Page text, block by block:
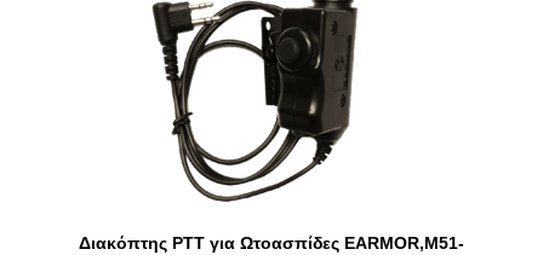
Διακόπτης PTT για Ωτοασπίδες EARMOR,M51-